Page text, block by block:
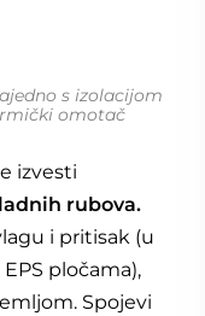
s izolacijom
omotač
izvesti
rubova.
i pritisak (u
pločama),
Spojevi